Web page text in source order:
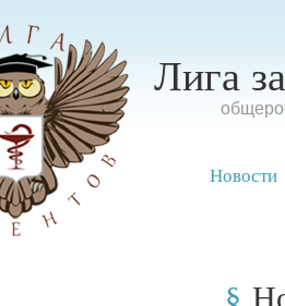
Лига
Новости